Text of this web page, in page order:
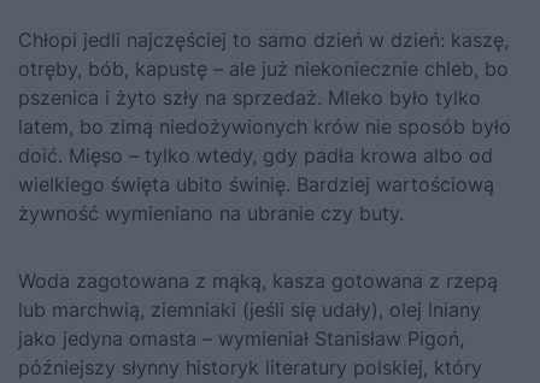
Chłopi jedli najczęściej to samo dzień w dzień: kaszę,
otręby, bób, kapustę – ale już niekoniecznie chleb, bo
pszenica i żyto szły na sprzedaż. Mleko było tylko
latem, bo zimą niedożywionych krów nie sposób było
doić. Mięso – tylko wtedy, gdy padła krowa albo od
wielkiego święta ubito świnię. Bardziej wartościową
żywność wymieniano na ubranie czy buty.
Woda zagotowana z mąką, kasza gotowana z rzepą
lub marchwią, ziemniaki (jeśli się udały), olej lniany
jako jedyna omasta – wymieniał Stanisław Pigoń,
późniejszy słynny historyk literatury polskiej, który